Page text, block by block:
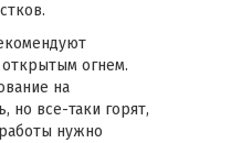
огнем.
на
но все-таки горят,
нужно